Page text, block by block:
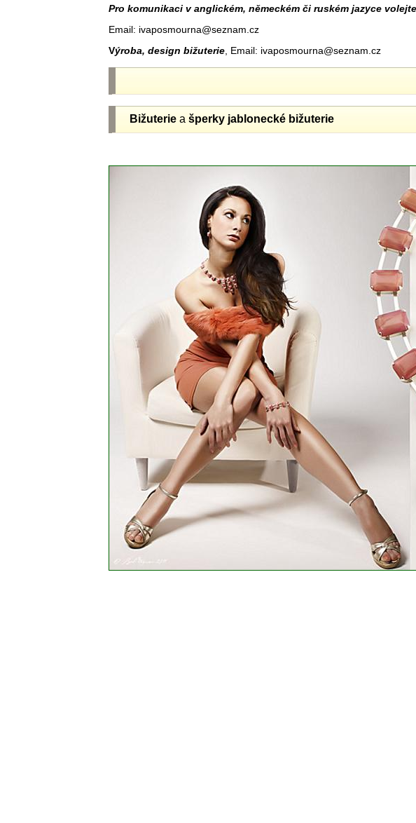
Pro komunikaci v anglickém, německém či ruském jazyce
Email: ivaposmourna@seznam.cz
Výroba, design bižuterie, Email: ivaposmourna@seznam.cz
Bižuteriea šperky jablonecké bižuterie